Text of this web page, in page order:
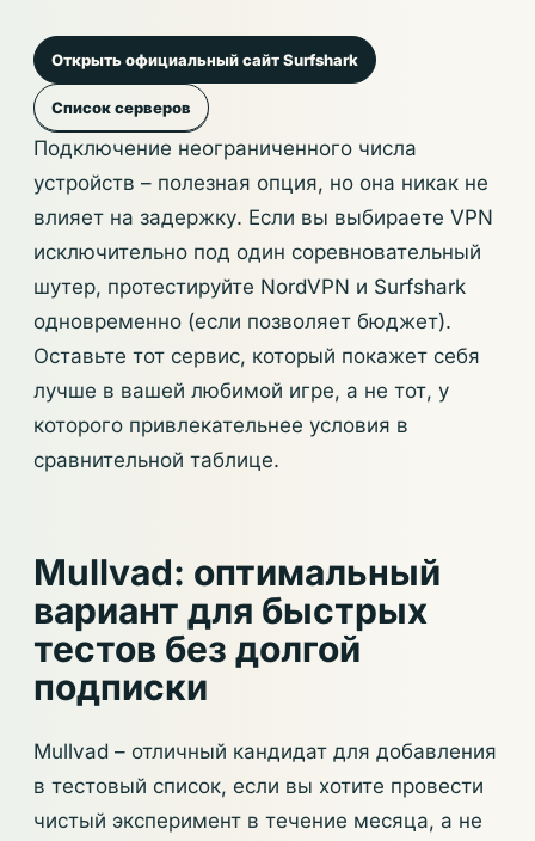
Открыть официальный сайт Surfshark
Список серверов
Подключение неограниченного числа
устройств – полезная опция, но она никак не
влияет на задержку. Если вы выбираете VPN
исключительно под один соревновательный
шутер, протестируйте NordVPN и Surfshark
одновременно (если позволяет бюджет).
Оставьте тот сервис, который покажет себя
лучше в вашей любимой игре, а не тот, у
которого привлекательнее условия в
сравнительной таблице.
Mullvad: оптимальный
вариант для быстрых
тестов без долгой
подписки
Mullvad – отличный кандидат для добавления
в тестовый список, если вы хотите провести
чистый эксперимент в течение месяца, а не